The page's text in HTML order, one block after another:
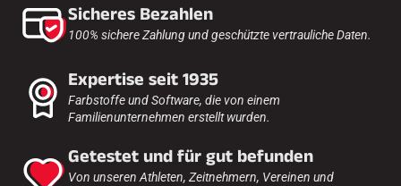
Sicheres Bezahlen
100% sichere Zahlung und geschützte vertrauliche Daten.
Expertise seit 1935
Farbstoffe und Software, die von einem
Familienunternehmen erstellt wurden.
Getestet und für gut befunden
Von unseren Athleten, Zeitnehmern, Vereinen und